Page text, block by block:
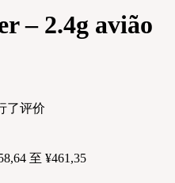
– 2.4g avião
了评价
至 ¥461,35